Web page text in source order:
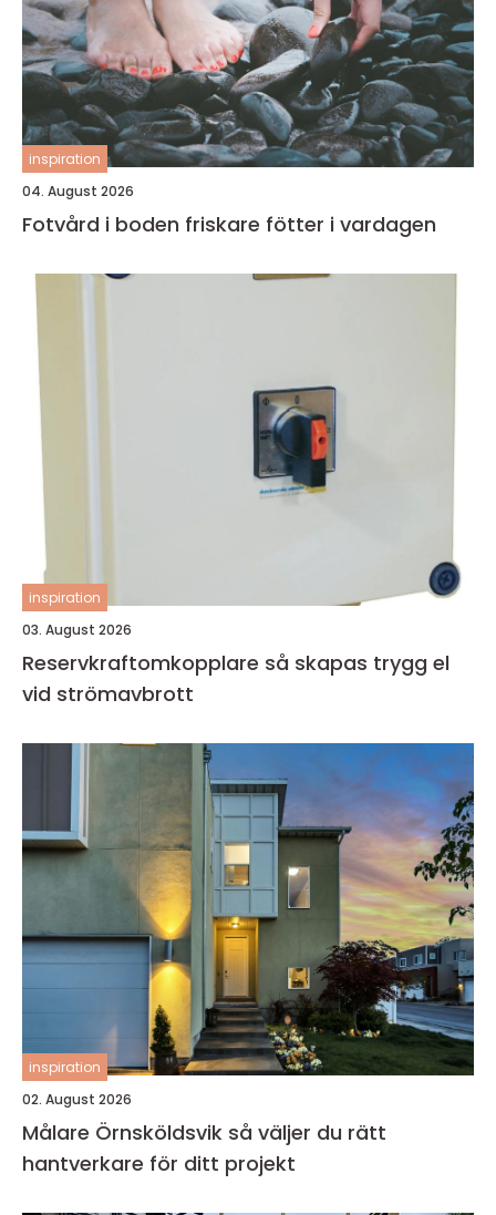
inspiration
04. August 2026
Fotvård i boden friskare fötter i vardagen
inspiration
03. August 2026
Reservkraftomkopplare så skapas trygg el
vid strömavbrott
inspiration
02. August 2026
Målare Örnsköldsvik så väljer du rätt
hantverkare för ditt projekt